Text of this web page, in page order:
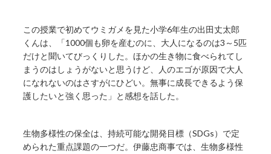
この授業で初めてウミガメを見た小学6年生の出田丈太郎
くんは、「1000個も卵を産むのに、大人になるのは3～5匹
だけと聞いてびっくりした。ほかの生き物に食べられてし
まうのはしょうがないと思うけど、人のエゴが原因で大人
になれないのはさすがにひどい。無事に成長できるよう保
護したいと強く思った」と感想を話した。
生物多様性の保全は、持続可能な開発目標（SDGs）で定
められた重点課題の一つだ。伊藤忠商事では、生物多様性